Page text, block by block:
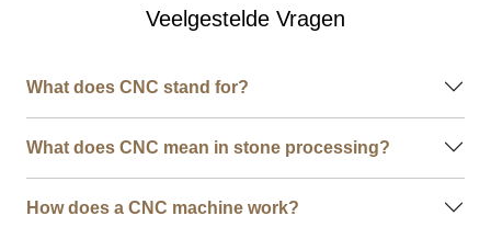
Veelgestelde Vragen
What does CNC stand for?
What does CNC mean in stone processing?
How does a CNC machine work?